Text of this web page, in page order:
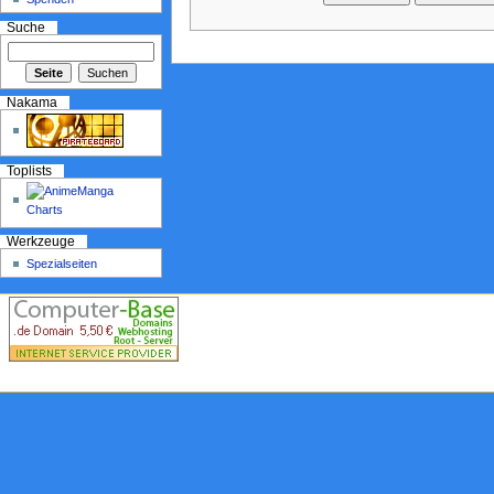
Suche
Nakama
Toplists
Werkzeuge
Spezialseiten